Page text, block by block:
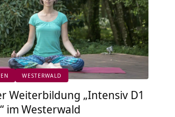
WESTERWALD
Weiterbildung „Intensiv D1
im Westerwald